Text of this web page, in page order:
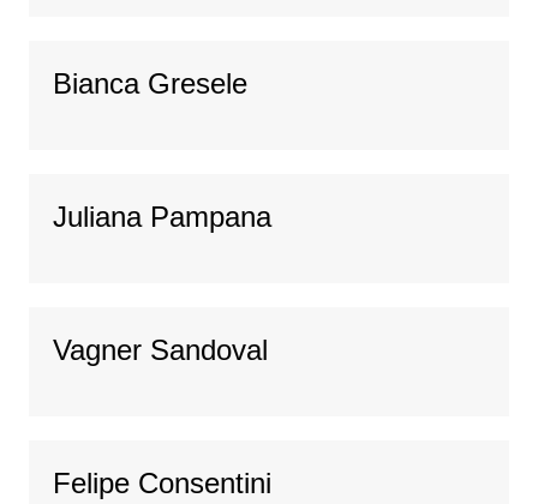
Bianca Gresele
Juliana Pampana
Vagner Sandoval
Felipe Consentini